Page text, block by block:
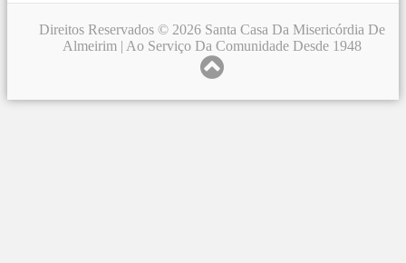
Direitos Reservados © 2026 Santa Casa Da Misericórdia De
Almeirim | Ao Serviço Da Comunidade Desde 1948